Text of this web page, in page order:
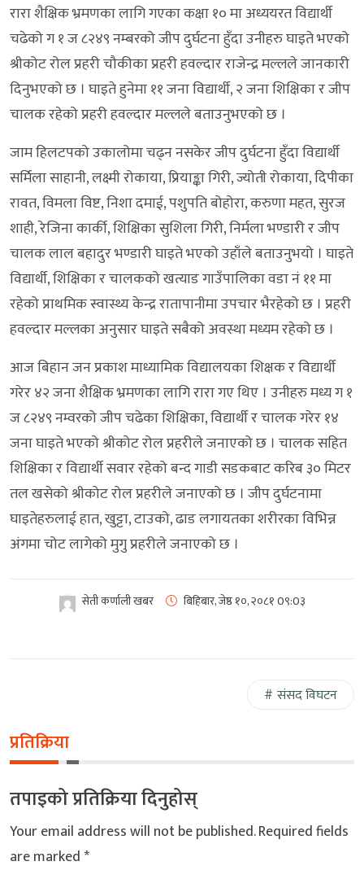
रारा शैक्षिक भ्रमणका लागि गएका कक्षा १० मा अध्ययरत विद्यार्थी
चढेको ग १ ज ८२४९ नम्बरको जीप दुर्घटना हुँदा उनीहरु घाइते भएको
श्रीकोट रोल प्रहरी चौकीका प्रहरी हवल्दार राजेन्द्र मल्लले जानकारी
दिनुभएको छ । घाइते हुनेमा ११ जना विद्यार्थी, २ जना शिक्षिका र जीप
चालक रहेको प्रहरी हवल्दार मल्लले बताउनुभएको छ ।
जाम हिलटपको उकालोमा चढ्न नसकेर जीप दुर्घटना हुँदा विद्यार्थी
सर्मिला साहानी, लक्ष्मी रोकाया, प्रियाङ्का गिरी, ज्योती रोकाया, दिपीका
रावत, विमला विष्ट, निशा दमाई, पशुपति बोहोरा, करुणा महत, सुरज
शाही, रेजिना कार्की, शिक्षिका सुशिला गिरी, निर्मला भण्डारी र जीप
चालक लाल बहादुर भण्डारी घाइते भएको उहाँले बताउनुभयो । घाइते
विद्यार्थी, शिक्षिका र चालकको खत्याड गाउँपालिका वडा नं ११ मा
रहेको प्राथमिक स्वास्थ्य केन्द्र रातापानीमा उपचार भैरहेको छ । प्रहरी
हवल्दार मल्लका अनुसार घाइते सबैको अवस्था मध्यम रहेको छ ।
आज बिहान जन प्रकाश माध्यामिक विद्यालयका शिक्षक र विद्यार्थी
गरेर ४२ जना शैक्षिक भ्रमणका लागि रारा गए थिए । उनीहरु मध्य ग १
ज ८२४९ नम्वरको जीप चढेका शिक्षिका, विद्यार्थी र चालक गरेर १४
जना घाइते भएको श्रीकोट रोल प्रहरीले जनाएको छ । चालक सहित
शिक्षिका र विद्यार्थी सवार रहेको बन्द गाडी सडकबाट करिब ३० मिटर
तल खसेको श्रीकोट रोल प्रहरीले जनाएको छ । जीप दुर्घटनामा
घाइतेहरुलाई हात, खुट्टा, टाउको, ढाड लगायतका शरीरका विभिन्न
अंगमा चोट लागेको मुगु प्रहरीले जनाएको छ ।
सेती कर्णाली खबर बिहिबार, जेष्ठ १०, २०८१0९:0३
संसद विघटन
प्रतिक्रिया
तपाइको प्रतिक्रिया दिनुहोस्
Your email address will not be published.Required fields
are marked*